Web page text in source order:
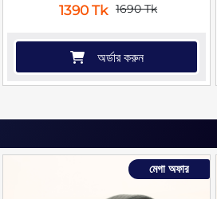
1390 Tk 1690 Tk
অর্ডার করুন
মেগা অফার